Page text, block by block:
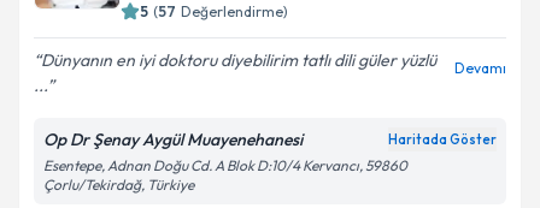
Kişisel verilerimin işlenmesine ilişkin
Aydınlatma
Metni'ni okudum ve kişisel verilerimin belirtilen
kapsamda işlenmesini kabul ediyorum.
5 (57 Değerlendirme)
Dünyanın en iyi doktoru diyebilirim tatlı dili güler yüzlü
...
Devamı
Op Dr Şenay Aygül Muayenehanesi Haritada Göster
Esentepe, Adnan Doğu Cd. A Blok D:10/4 Kervancı, 59860
Çorlu/Tekirdağ, Türkiye